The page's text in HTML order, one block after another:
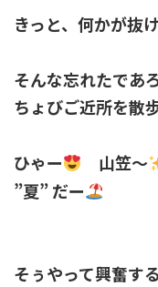
きっと、何かが抜
そんな忘れたであ
ちょびご近所を散
ひゃー
山笠～
”夏” だー
そぅやって興奮す